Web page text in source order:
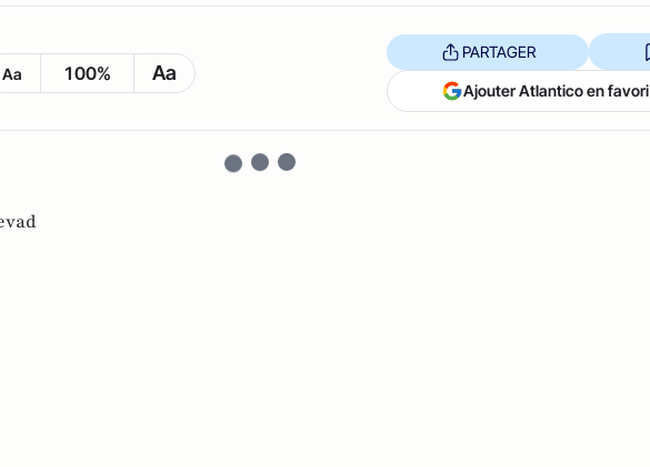
Aa 100% Aa
PARTAGER
Ajouter Atlantico en